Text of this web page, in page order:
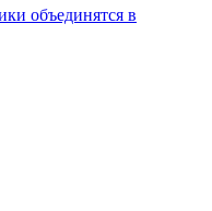
объединятся в